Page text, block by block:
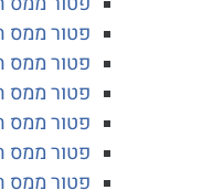
פטור ממס הכנסה
פטור ממס
פטור ממס
פטור ממס הכנסה
פטור ממס הכנסה
פטור ממס